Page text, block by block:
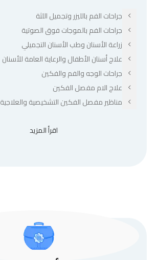
جراحات الفم بالليزر وتجميل اللثة
جراحات الفم بالموجات فوق الصوتية
زراعة الأسنان وطب الأسنان التجميلي
علاج أسنان الأطفال والرعاية العامة للأسنان
جراحات الوجه والفم والفكين
علاج الام مفصل الفكين
مناظير مفصل الفكين التشخيصية والعلاجية
اقرأ المزيد